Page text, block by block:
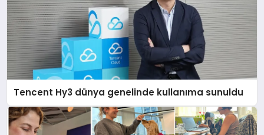
Tencent Hy3 dünya genelinde kullanıma sunuldu